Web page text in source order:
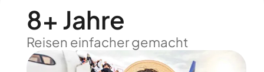
8+ Jahre
Reisen einfacher gemacht